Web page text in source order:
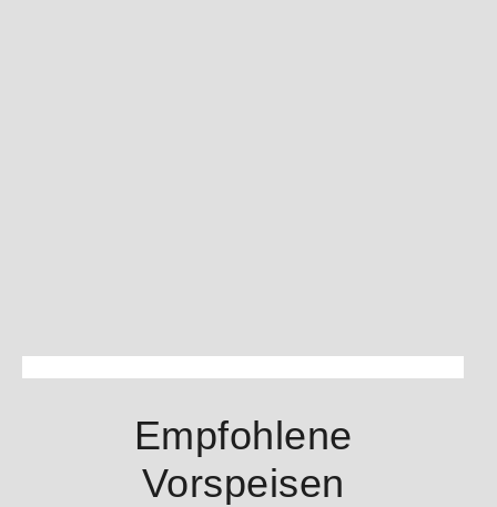
Empfohlene
Vorspeisen